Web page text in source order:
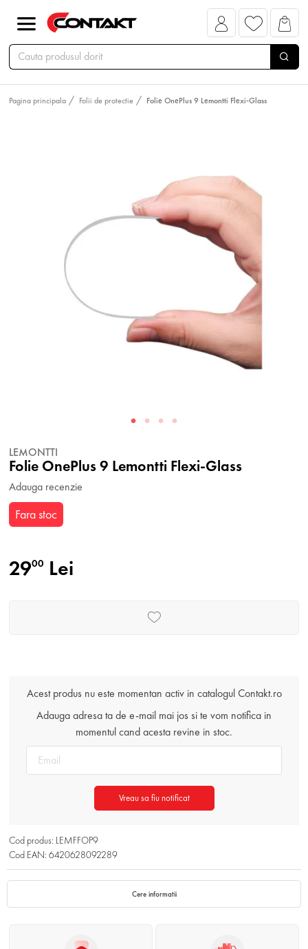
Pagina principala Folii de protectie Folie OnePlus 9 Lemontti Flexi-Glass
LEMONTTI
Folie OnePlus 9 Lemontti Flexi-Glass
Adauga recenzie
Fara stoc
2900 Lei
Acest produs nu este momentan activ in catalogul Contakt.ro
Adauga adresa ta de e-mail mai jos si te vom notifica in
momentul cand acesta revine in stoc.
Vreau sa fiu notificat
Cod produs: LEMFFOP9
Cod EAN: 6420628092289
Cere informatii